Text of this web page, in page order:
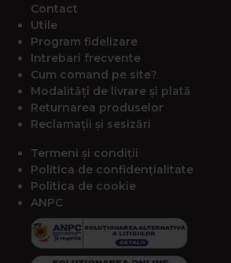
Contact
Utile
Program fidelizare
Intrebari frecvente
Cum comand pe site?
Modalități de livrare și plată
Returnarea produselor
Reclamații și sesizări
Termeni și condiții
Politica de confidențialitate
Politica de cookie
ANPC